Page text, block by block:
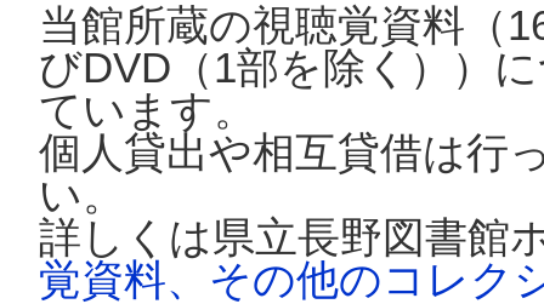
当館所蔵の視聴覚資料（
びDVD（1部を除く））
ています。
個人貸出や相互貸借は行
い。
詳しくは県立長野図書館
覚資料、その他のコレク